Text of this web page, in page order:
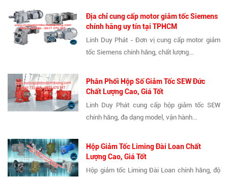
Địa chỉ cung cấp motor giảm tốc Siemens
chính hãng uy tín tại TPHCM
Linh Duy Phát - Đơn vị cung cấp motor giảm
tốc Siemens chính hãng, chất lượng...
Phân Phối Hộp Số Giảm Tốc SEW Đức
Chất Lượng Cao, Giá Tốt
Linh Duy Phát cung cấp hộp giảm tốc SEW
chính hãng, đa dạng model, vận hành...
Hộp Giảm Tốc Liming Đài Loan Chất
Lượng Cao, Giá Tốt
Hộp giảm tốc Liming Đài Loan chính hãng, độ